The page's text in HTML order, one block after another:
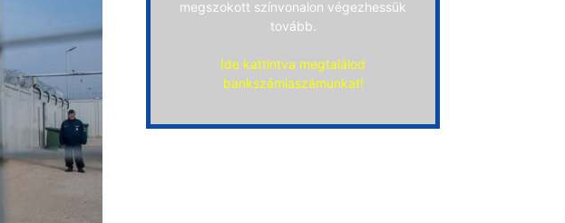
megszokott színvonalon végezhessük
tovább.
Ide kattintva megtalálod
bankszámlaszámunkat!